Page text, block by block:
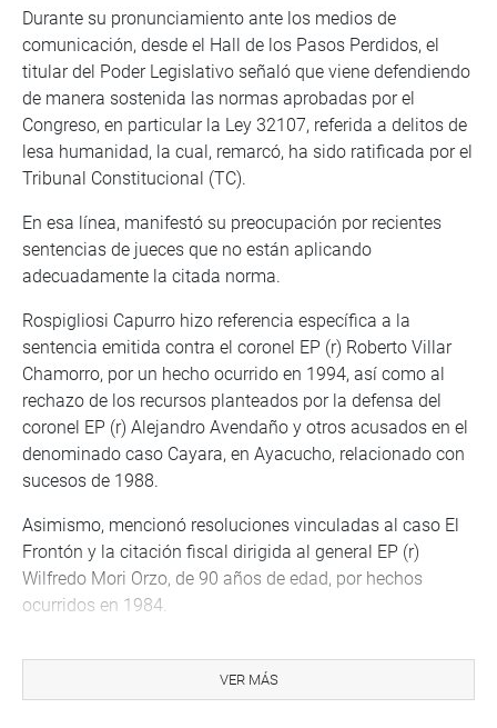
Durante su pronunciamiento ante los medios de
comunicación, desde el Hall de los Pasos Perdidos, el
titular del Poder Legislativo señaló que viene defendiendo
de manera sostenida las normas aprobadas por el
Congreso, en particular la Ley 32107, referida a delitos de
lesa humanidad, la cual, remarcó, ha sido ratificada por el
Tribunal Constitucional (TC).
En esa línea, manifestó su preocupación por recientes
sentencias de jueces que no están aplicando
adecuadamente la citada norma.
Rospigliosi Capurro hizo referencia específica a la
sentencia emitida contra el coronel EP (r) Roberto Villar
Chamorro, por un hecho ocurrido en 1994, así como al
rechazo de los recursos planteados por la defensa del
coronel EP (r) Alejandro Avendaño y otros acusados en el
denominado caso Cayara, en Ayacucho, relacionado con
sucesos de 1988.
Asimismo, mencionó resoluciones vinculadas al caso El
Frontón y la citación fiscal dirigida al general EP (r)
Wilfredo Mori Orzo, de 90 años de edad, por hechos
ocurridos en 1984.
Congreso. Leyes que incluso han sido ratificadas por el
Tribunal Constitucional”, remarcó.
VER MÁS